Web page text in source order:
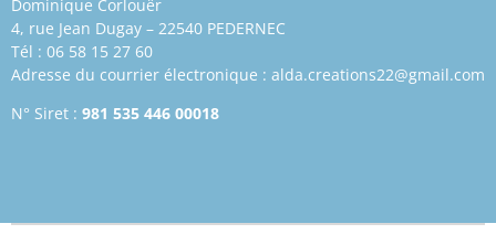
Dominique Corlouër
4, rue Jean Dugay – 22540 PEDERNEC
Tél : 06 58 15 27 60
Adresse du courrier électronique : alda.creations22@gmail.com
N° Siret : 981 535 446 00018